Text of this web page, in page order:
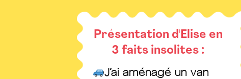
Présentation d'Elise en
3 faits insolites :
J’ai aménagé un van